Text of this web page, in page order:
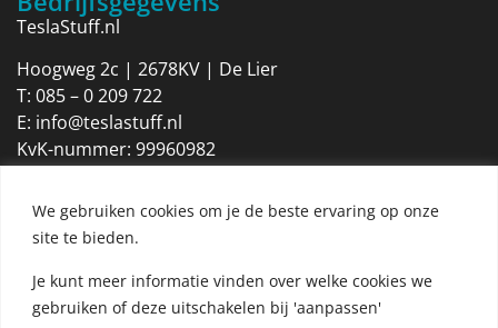
We gebruiken cookies om je de beste ervaring op onze
site te bieden.
Je kunt meer informatie vinden over welke cookies we
gebruiken of deze uitschakelen bij 'aanpassen'
TeslaStuff.nl
Hoogweg 2c | 2678KV | De Lier
T: 085 – 0 209 722
E: info@teslastuff.nl
KvK-nummer: 99960982
Openingstijden
Maandag 09:00 tot 17:30
Dinsdag 09:00 tot 17:30
Woensdag 09:00 tot 17:30